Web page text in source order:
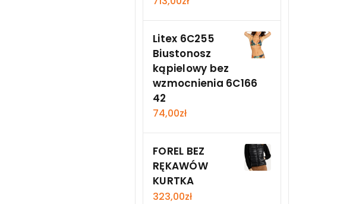
Litex 6C255
Biustonosz
kąpielowy bez
wzmocnienia 6C166
42
74,00zł
FOREL BEZ
RĘKAWÓW
KURTKA
323,00zł